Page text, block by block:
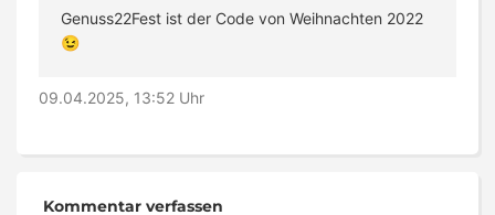
Genuss22Fest ist der Code von Weihnachten 2022
😉
09.04.2025, 13:52 Uhr
Kommentar verfassen